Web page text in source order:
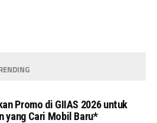
Promo di GIIAS 2026 untuk
yang Cari Mobil Baru*